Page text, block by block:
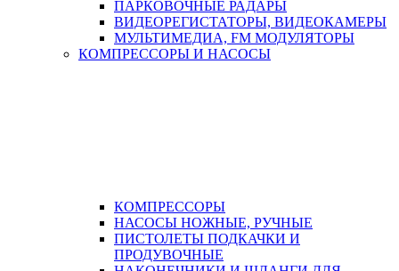
ПАРКОВОЧНЫЕ РАДАРЫ
ВИДЕОРЕГИСТАТОРЫ, ВИДЕОКАМЕРЫ
МУЛЬТИМЕДИА, FM МОДУЛЯТОРЫ
КОМПРЕССОРЫ И НАСОСЫ
КОМПРЕССОРЫ
НАСОСЫ НОЖНЫЕ, РУЧНЫЕ
ПИСТОЛЕТЫ ПОДКАЧКИ И
ПРОДУВОЧНЫЕ